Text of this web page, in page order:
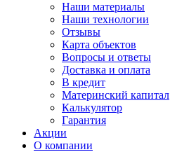
Наши материалы
Наши технологии
Отзывы
Карта объектов
Вопросы и ответы
Доставка и оплата
В кредит
Материнский капитал
Калькулятор
Гарантия
Акции
О компании